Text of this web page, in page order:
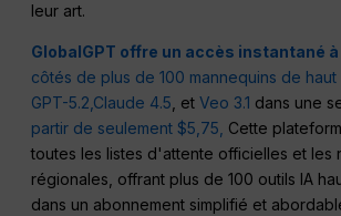
leur art.
GlobalGPT offre un accès instantané à
côtés de plus de 100 mannequins de haut
GPT-5.2,Claude 4.5, etVeo 3.1 dans une
partir de seulement $5,75, Cette
toutes les listes d'attente officielles et les
régionales, offrant plus de 100 outils IA
dans un abonnement simplifié et